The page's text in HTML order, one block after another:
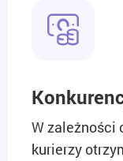
W zależności
kurierzy